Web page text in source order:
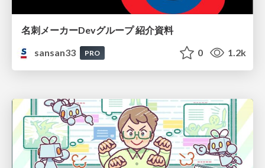
名刺メーカーDevグループ 紹介資料
sansan33
PRO 0 1.2k